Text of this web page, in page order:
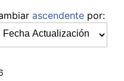
ascendente por: